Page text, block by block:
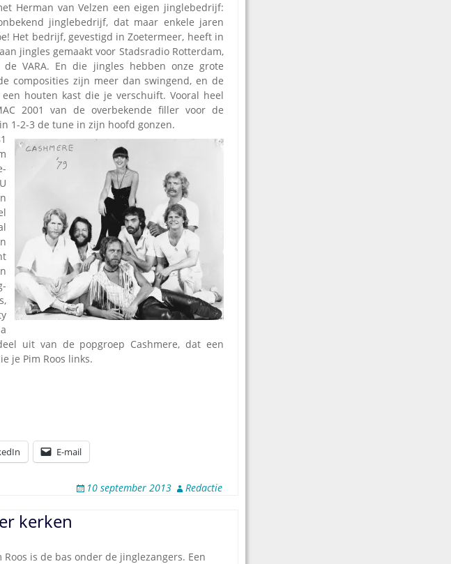
Herman van Velzen een eigen jinglebedrijf:
jinglebedrijf, dat maar enkele jaren
Het bedrijf, gevestigd in Zoetermeer, heeft in
jingles gemaakt voor Stadsradio Rotterdam,
VARA. En die jingles hebben onze grote
composities zijn meer dan swingend, en de
houten kast die je verschuift. Vooral heel
2001 van de overbekende filler voor de
1-2-3 de tune in zijn hoofd gonzen.
uit van de popgroep Cashmere, dat een
je Pim Roos links.
E-mail
10 september 2013 Redactie
kerken
Roos is de bas onder de jinglezangers. Een